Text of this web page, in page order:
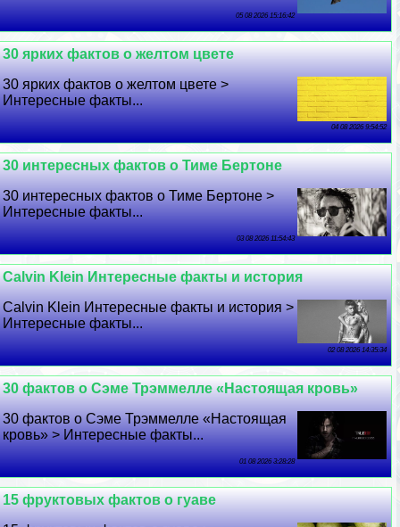
05 08 2026 15:16:42
30 ярких фактов о желтом цвете
30 ярких фактов о желтом цвете >
Интересные факты...
04 08 2026 9:54:52
30 интересных фактов о Тиме Бертоне
30 интересных фактов о Тиме Бертоне >
Интересные факты...
03 08 2026 11:54:43
Calvin Klein Интересные факты и история
Calvin Klein Интересные факты и история >
Интересные факты...
02 08 2026 14:35:34
30 фактов о Сэме Трэммелле «Настоящая кровь»
30 фактов о Сэме Трэммелле «Настоящая
кровь» > Интересные факты...
01 08 2026 3:28:28
15 фруктовых фактов о гуаве